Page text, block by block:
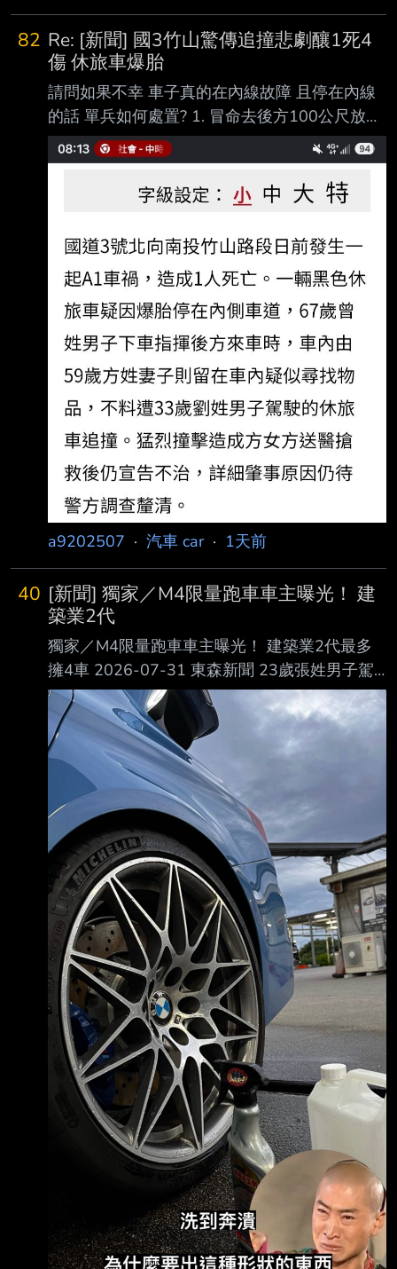
向Venu
才擠一點，但一年也沒超過10次(SUV需求底一
點) 而且每年才跑不到1萬km，希望夠用就好(所
以油電PASS) 所以原本都看好的TT或CX5 就直
接往下看CC或CX-30的汽油最入門款 目前口頭
問到大概是 CC 豪華汽油版 80.9-4(折扣)-5(舊
換新)-5(貨物稅)=66.9 CX-30 Ace Editio
82 Re: [新聞] 國3竹山驚傳追撞悲劇釀1死4
傷 休旅車爆胎
請問如果不幸 車子真的在內線故障 且停在內線
的話 單兵如何處置? 1. 冒命去後方100公尺放故
障標示 2. 人員設法逃到內線護欄之外 還有別的
選項嗎 :
https://udn.com/news/story/7320/9672734 : 國
3竹山驚傳追撞悲劇釀1死4傷 休旅車爆胎停內線
遭撞婦人傷重亡 : 2026-08-05 16:45 聯合報／
記者 : 江良誠／南投即時報導 : 國道3號北向
240.2公里南投竹山路段，3日下午發生死亡車
禍！1輛休旅車疑因爆胎停在內 : 側車道，後方
車輛疑未注意前方狀
a9202507 · 汽車 car· 1天前
40 [新聞] 獨家／M4限量跑車車主曝光！ 建
築業2代
獨家／M4限量跑車車主曝光！ 建築業2代最多
擁4車 2026-07-31 東森新聞 23歲張姓男子駕
駛的限量BMW M4跑車30日晚間在高雄漢神巨
蛋旁撞毀科技執法設備。（圖 ／東森新聞） 昨
（30日）晚間，一輛雙門跑車行經高雄漢神巨蛋
旁，疑似因車速過快打滑，逆向撞上測 速桿，
導致科技執法設備損壞，車輛也嚴重毀損。副駕
乘客表示，這輛限量跑車是他的， 當時借朋友
開，沒想到會發生意外，非常後悔。 23歲跑車
車主身分曝光 限量BMW M4全台僅2輛 撞壞科
技執法設備的這輛限量跑車，車主才23歲，是屏
東人，到高雄跟